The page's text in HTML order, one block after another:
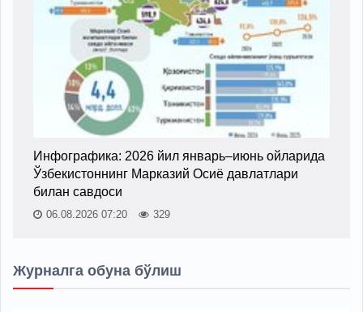
Инфографика: 2026 йил январь–июнь ойларида
Ўзбекистоннинг Марказий Осиё давлатлари
билан савдоси
06.08.2026 07:20 329
Журналга обуна бўлиш